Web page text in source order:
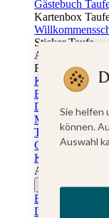
Gästebuch
Kartenbox
Sticker Taufe
Fotobuch Taufe
Danksagung
Menükarten
Tischkarten
Gästebuch
Kerzen
Aufkleber zum
Firmungskarten
Dankeskarten
Sie helfen
können.
Auswahl